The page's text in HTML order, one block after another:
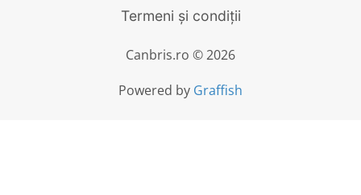
Termeni și condiții
Canbris.ro © 2026
Powered by Graffish